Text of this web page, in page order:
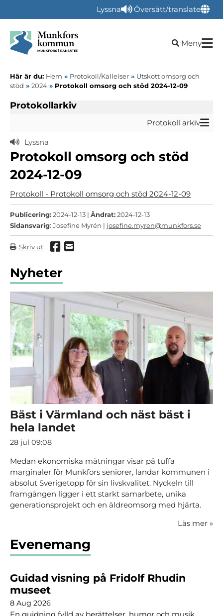
Lyssna Översätt/translate
Öppna
Meny
Här är du: Hem » Protokoll/Kallelser » Utskott omsorg och
stöd » 2024 » Protokoll omsorg och stöd 2024-12-09
Protokollarkiv
Protokoll arkiv
Lyssna
Protokoll omsorg och stöd
2024-12-09
Protokoll - Protokoll omsorg och stöd 2024-12-09
Publicering:2024-12-13 | Ändrat:2024-12-13
Sidansvarig: Josefine Myrén | josefine.myren@munkfors.se
Skriv ut Dela via Facebook
Dela via mail
Nyheter
Bäst i Värmland och näst bäst i
hela landet
28 jul 09:08
Medan ekonomiska mätningar visar på tuffa
marginaler för Munkfors seniorer, landar kommunen i
absolut Sverigetopp för sin livskvalitet. Nyckeln till
framgången ligger i ett starkt samarbete, unika
generationsprojekt och en äldreomsorg med hjärta.
Läs mer »
Evenemang
Guidad visning på Fridolf Rhudin
museet
8 Aug 2026